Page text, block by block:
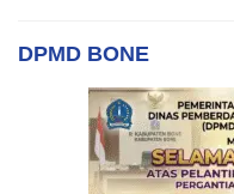
DPMD BONE